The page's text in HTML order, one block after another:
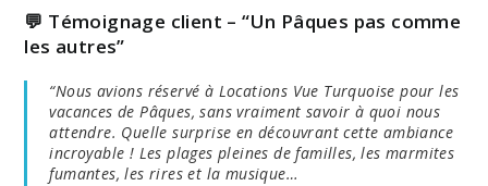
💬 Témoignage client – “Un Pâques pas comme
les autres”
“Nous avions réservé à Locations Vue Turquoise pour les
vacances de Pâques, sans vraiment savoir à quoi nous
attendre. Quelle surprise en découvrant cette ambiance
incroyable ! Les plages pleines de familles, les marmites
fumantes, les rires et la musique…